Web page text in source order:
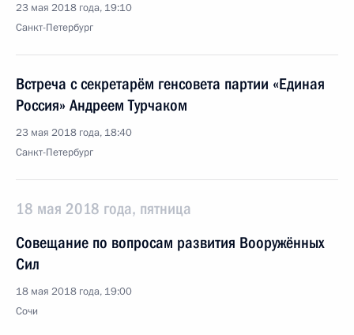
23 мая 2018 года, 19:10
Санкт-Петербург
Встреча с секретарём генсовета партии «Единая
Россия» Андреем Турчаком
23 мая 2018 года, 18:40
Санкт-Петербург
18 мая 2018 года, пятница
Совещание по вопросам развития Вооружённых
Сил
18 мая 2018 года, 19:00
Сочи